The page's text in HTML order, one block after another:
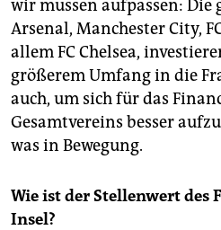
wir müssen aufpassen: Die
Arsenal, Manchester City,
allem FC Chelsea,
größerem Umfang in die
auch, um sich für das
Gesamtvereins besser
was in Bewegung.
Wie ist der Stellenwert
Insel?